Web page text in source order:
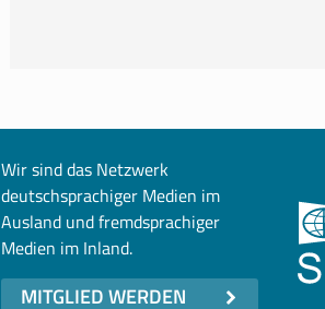
Wir sind das Netzwerk
deutschsprachiger Medien im
Ausland und fremdsprachiger
Medien im Inland.
MITGLIED WERDEN